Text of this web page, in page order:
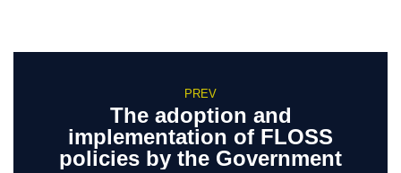
PREV
The adoption and
implementation of FLOSS
policies by the Government